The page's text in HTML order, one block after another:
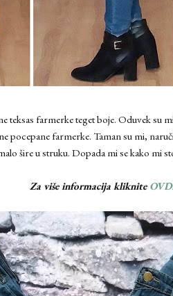
teksas farmerke teget boje. Oduvek su
pocepane farmerke. Taman su mi,
šire u struku. Dopada mi se kako mi
Za više informacija kliknite